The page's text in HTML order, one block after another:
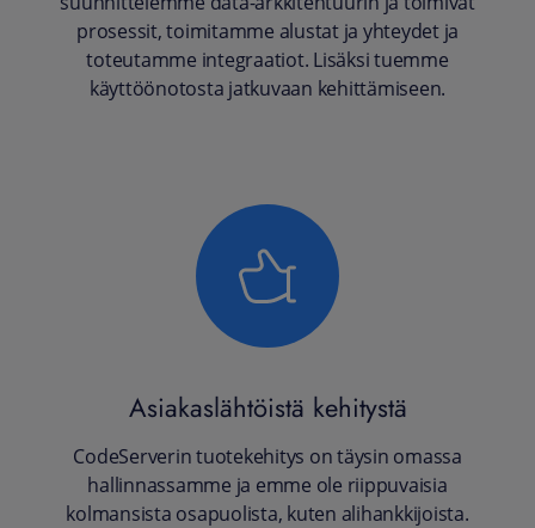
prosessit, toimitamme alustat ja yhteydet ja
toteutamme integraatiot. Lisäksi tuemme
käyttöönotosta jatkuvaan kehittämiseen.
Asiakaslähtöistä kehitystä
CodeServerin tuotekehitys on täysin omassa
hallinnassamme ja emme ole riippuvaisia
kolmansista osapuolista, kuten alihankkijoista.